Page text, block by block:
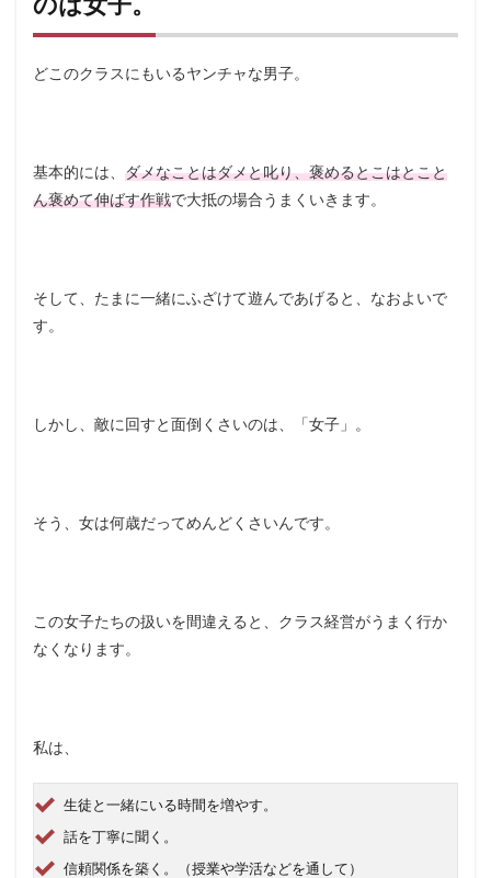
どこのクラスにもいるヤンチャな男子。
基本的には、 ダメなことはダメと叱り、褒めるとこはとこと
ん褒めて伸ばす作戦で大抵の場合うまくいきます。
そして、たまに一緒にふざけて遊んであげると、なおよいで
す。
しかし、敵に回すと面倒くさいのは、「女子」。
そう、女は何歳だってめんどくさいんです。
この女子たちの扱いを間違えると、クラス経営がうまく行か
なくなります。
私は、
生徒と一緒にいる時間を増やす。
話を丁寧に聞く。
信頼関係を築く。（授業や学活などを通して）